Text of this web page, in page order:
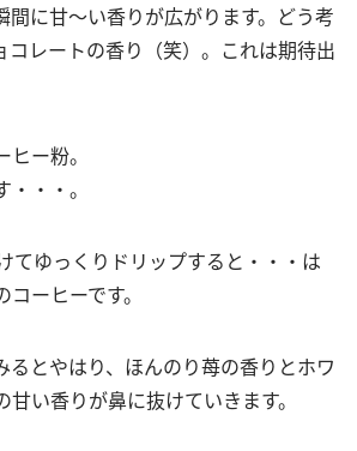
間に甘〜い香りが広がります。どう考
コレートの香り（笑）。これは期待出
ー粉。
・・。
てゆっくりドリップすると・・・は
ーヒーです。
るとやはり、ほんのり苺の香りとホワ
い香りが鼻に抜けていきます。